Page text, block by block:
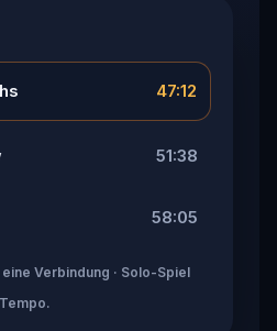
47:12
51:38
58:05
Verbindung · Solo-Spiel